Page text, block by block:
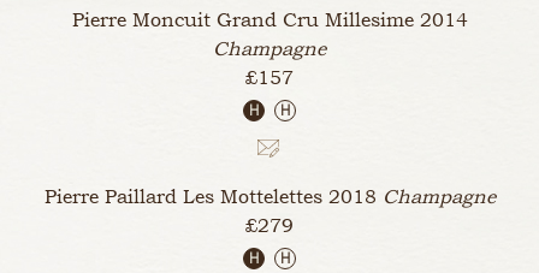
Pierre Moncuit Grand Cru Millesime 2014
Champagne
£157
H H
Pierre Paillard Les Mottelettes 2018 Champagne
£279
H H